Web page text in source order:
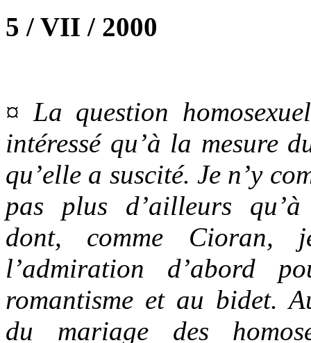
5 / VII / 2000
¤ La question
intéressé qu’à la mesure
qu’elle a suscité. Je n’y
pas plus d’ailleurs qu’à
dont, comme Cioran,
l’admiration d’abord
romantisme et au bidet.
du mariage des